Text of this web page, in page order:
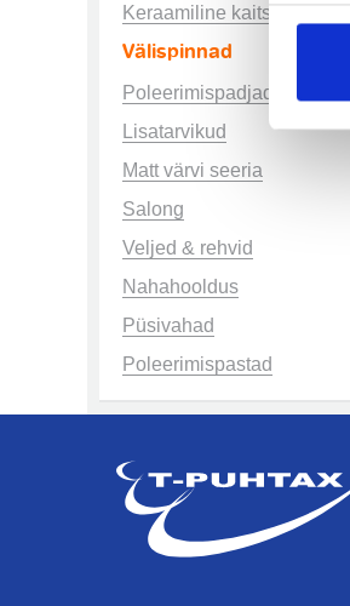
Keraamiline kaitse
Välispinnad
Poleerimispadjad
Lisatarvikud
Matt värvi seeria
Salong
Veljed & rehvid
Nahahooldus
Püsivahad
Poleerimispastad